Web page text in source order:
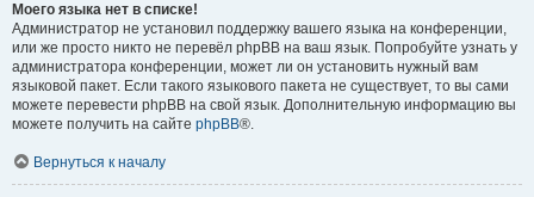
Моего языка нет в списке!
Администратор не установил поддержку вашего языка на конференции,
или же просто никто не перевёл phpBB на ваш язык. Попробуйте узнать у
администратора конференции, может ли он установить нужный вам
языковой пакет. Если такого языкового пакета не существует, то вы сами
можете перевести phpBB на свой язык. Дополнительную информацию вы
можете получить на сайте phpBB®.
Вернуться к началу